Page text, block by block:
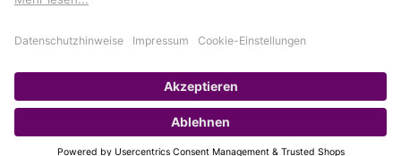
* Alle Preise exkl. MwSt. zzgl.Versandkosten
Impressum
Hinweisgebersystem
Erklärung zur Barrierefreiheit
Verkauf nur an Selbstständige / Gewerbetreibende. Kein Verkauf an
Privat. Preise gelten nur bei Bestellung im Online-Shop